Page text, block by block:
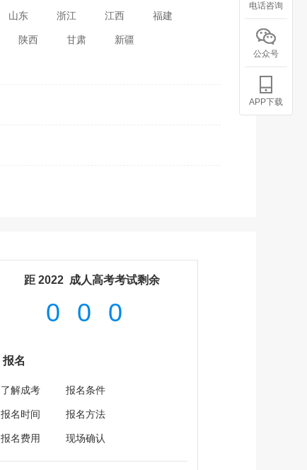
山东 浙江 江西 福建
陕西 甘肃 新疆
距 2022 成人高考考试剩余
0 0 0
报名
了解成考 报名条件
报名时间 报名方法
报名费用 现场确认
电话咨询
公众号
APP下载